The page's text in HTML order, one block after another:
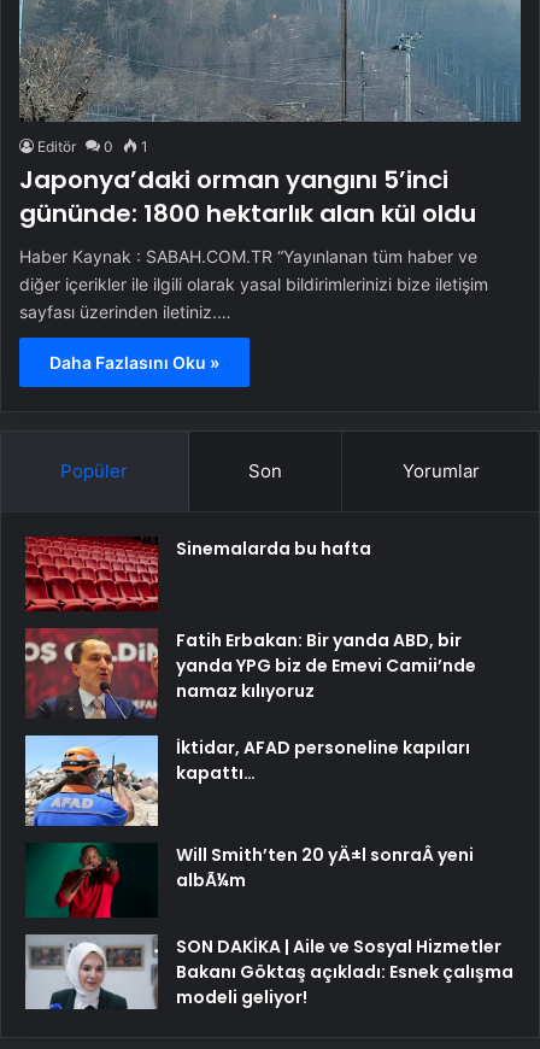
Editör 0 1
Japonya’daki orman yangını 5’inci
gününde: 1800 hektarlık alan kül oldu
Haber Kaynak : SABAH.COM.TR “Yayınlanan tüm haber ve
diğer içerikler ile ilgili olarak yasal bildirimlerinizi bize iletişim
sayfası üzerinden iletiniz.…
Daha Fazlasını Oku »
Popüler Son Yorumlar
Sinemalarda bu hafta
Fatih Erbakan: Bir yanda ABD, bir
yanda YPG biz de Emevi Camii’nde
namaz kılıyoruz
İktidar, AFAD personeline kapıları
kapattı…
Will Smith’ten 20 yÄ±l sonraÂ yeni
albÃ¼m
SON DAKİKA | Aile ve Sosyal Hizmetler
Bakanı Göktaş açıkladı: Esnek çalışma
modeli geliyor!